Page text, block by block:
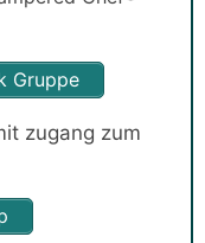
Gruppe